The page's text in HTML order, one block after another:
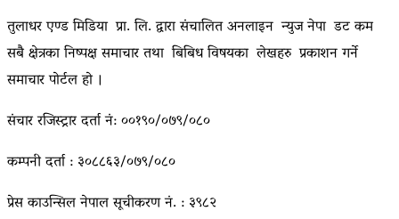
तुलाधर एण्ड मिडिया प्रा. लि. द्वारा संचालित अनलाइन न्युज नेपा डट कम
सबै क्षेत्रका निष्पक्ष समाचार तथा बिबिध विषयका लेखहरु प्रकाशन गर्ने
समाचार पोर्टल हो ।
संचार रजिस्ट्रार दर्ता नं: ००१९०/०७९/०८०
कम्पनी दर्ता : ३०८८६३/०७९/०८०
प्रेस काउन्सिल नेपाल सूचीकरण नं. : ३९८२